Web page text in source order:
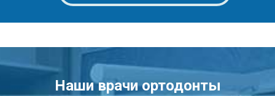
Наши врачи ортодонты